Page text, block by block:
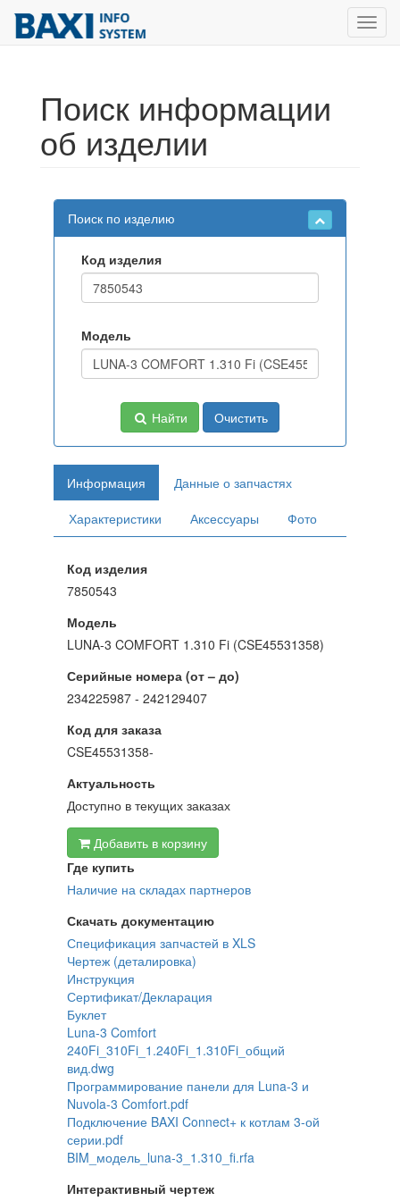
Поиск информации
об изделии
Поиск по изделию
Код изделия
Модель
Найти Очистить
Информация
Данные о запчастях
Характеристики
Аксессуары Фото
Код изделия
7850543
Модель
LUNA-3 COMFORT 1.310 Fi (CSE45531358)
Серийные номера (от – до)
234225987 - 242129407
Код для заказа
CSE45531358-
Актуальность
Доступно в текущих заказах
Добавить в корзину
Где купить
Наличие на складах партнеров
Скачать документацию
Спецификация запчастей в XLS
Чертеж (деталировка)
Инструкция
Сертификат/Декларация
Буклет
Luna-3 Comfort
240Fi_310Fi_1.240Fi_1.310Fi_общий
вид.dwg
Программирование панели для Luna-3 и
Nuvola-3 Comfort.pdf
Подключение BAXI Connect+ к котлам 3-ой
серии.pdf
BIM_модель_luna-3_1.310_fi.rfa
Интерактивный чертеж